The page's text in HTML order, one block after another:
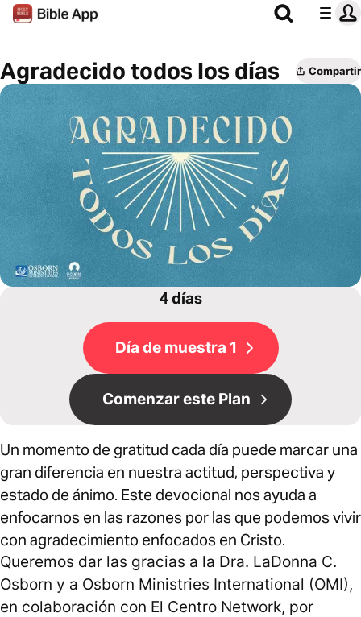
Agradecido todos los días Compartir
4 días
Día de muestra 1
Comenzar este Plan
Un momento de gratitud cada día puede marcar una
gran diferencia en nuestra actitud, perspectiva y
estado de ánimo. Este devocional nos ayuda a
enfocarnos en las razones por las que podemos vivir
con agradecimiento enfocados en Cristo.
Queremos dar las gracias a la Dra. LaDonna C.
Osborn y a Osborn Ministries International (OMI),
en colaboración con El Centro Network, por